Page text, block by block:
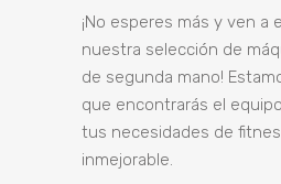
¡No esperes más y ven a
nuestra selección de
de segunda mano!
que encontrarás el
tus necesidades de
inmejorable.